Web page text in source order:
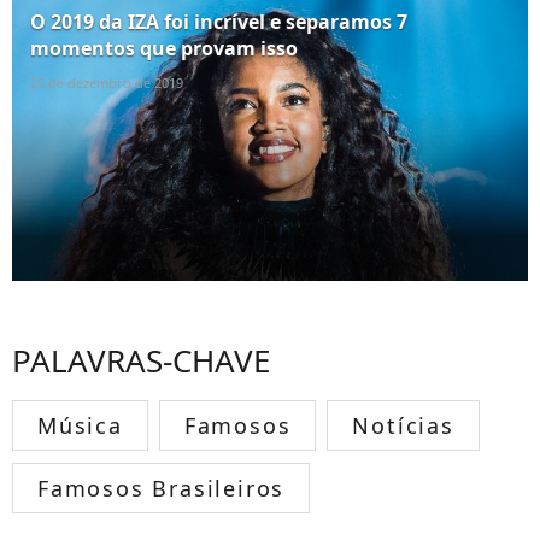
O 2019 da IZA foi incrível e separamos 7
momentos que provam isso
25 de dezembro de 2019
PALAVRAS-CHAVE
Música Famosos Notícias
Famosos Brasileiros